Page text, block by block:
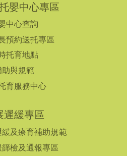
嬰中心專區
中心查詢
預約送托專區
托育地點
助與規範
育服務中心
遲緩專區
及療育補助規範
檢及通報專區